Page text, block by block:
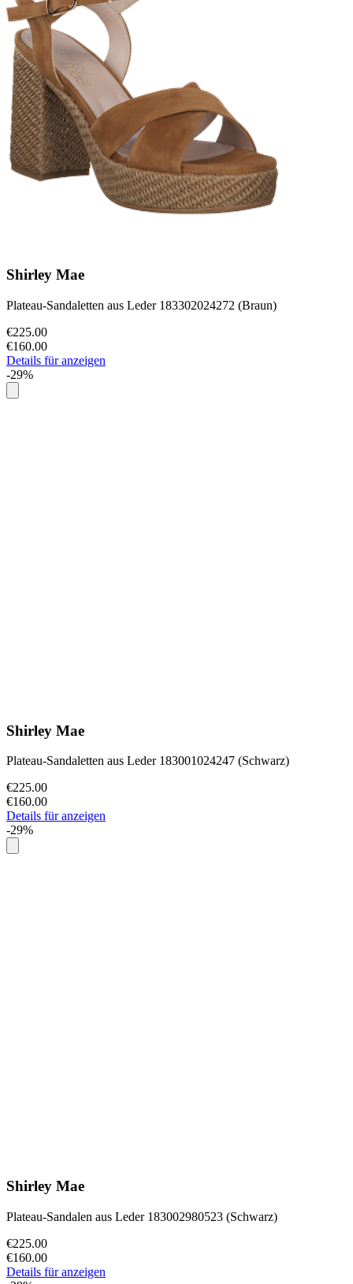
Shirley Mae
Plateau-Sandaletten aus Leder 183302024272 (Braun)
€225.00
€160.00
Details für anzeigen
-29%
Shirley Mae
Plateau-Sandaletten aus Leder 183001024247 (Schwarz)
€225.00
€160.00
Details für anzeigen
-29%
Shirley Mae
Plateau-Sandalen aus Leder 183002980523 (Schwarz)
€225.00
€160.00
Details für anzeigen